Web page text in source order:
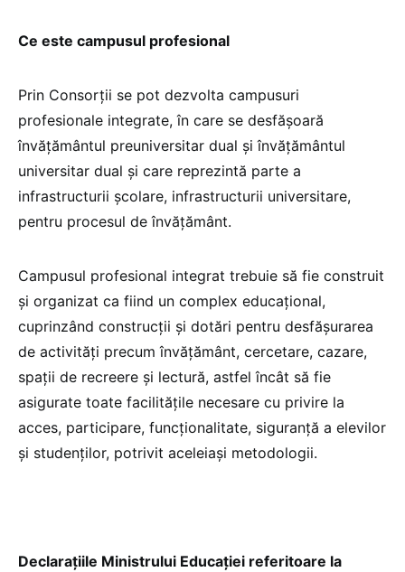
Ce este campusul profesional
Prin Consorții se pot dezvolta campusuri
profesionale integrate, în care se desfășoară
învățământul preuniversitar dual și învățământul
universitar dual și care reprezintă parte a
infrastructurii școlare, infrastructurii universitare,
pentru procesul de învățământ.
Campusul profesional integrat trebuie să fie construit
și organizat ca fiind un complex educațional,
cuprinzând construcții și dotări pentru desfășurarea
de activități precum învățământ, cercetare, cazare,
spații de recreere și lectură, astfel încât să fie
asigurate toate facilitățile necesare cu privire la
acces, participare, funcționalitate, siguranță a elevilor
și studenților, potrivit aceleiași metodologii.
Declarațiile Ministrului Educației referitoare la